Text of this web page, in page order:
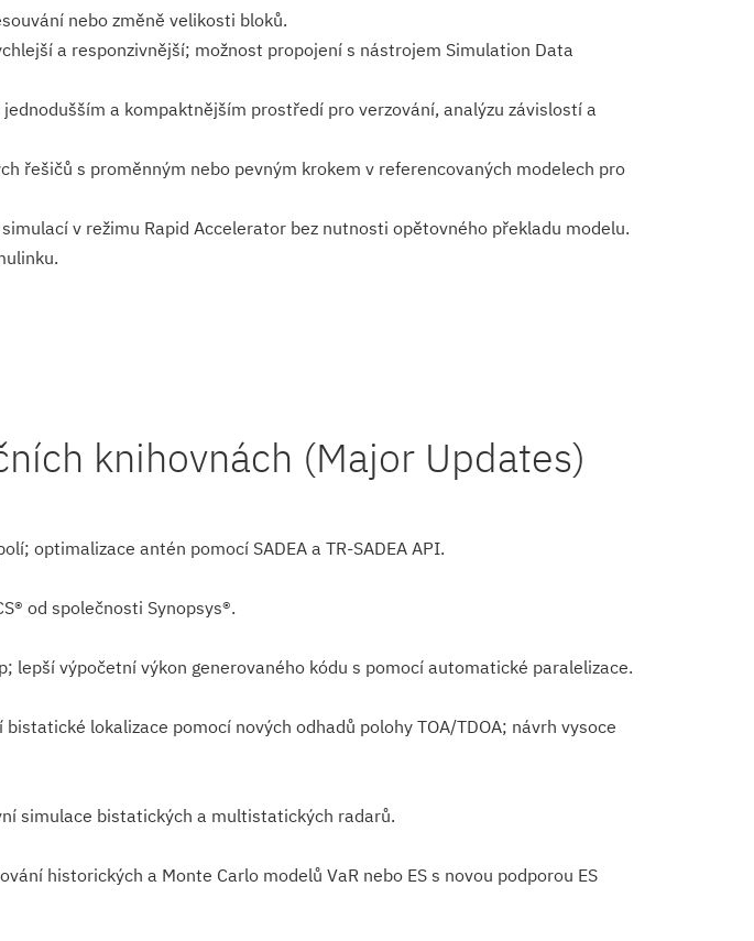
nebo změně velikosti bloků.
a responzivnější; možnost propojení s nástrojem Simulation Data
a kompaktnějším prostředí pro verzování, analýzu závislostí a
řešičů s proměnným nebo pevným krokem v referencovaných modelech pro
v režimu Rapid Accelerator bez nutnosti opětovného překladu modelu.
knihovnách (Major Updates)
optimalizace antén pomocí SADEA a TR-SADEA API.
od společnosti Synopsys®.
lepší výpočetní výkon generovaného kódu s pomocí automatické paralelizace.
lokalizace pomocí nových odhadů polohy TOA/TDOA; návrh vysoce
simulace bistatických a multistatických radarů.
historických a Monte Carlo modelů VaR nebo ES s novou podporou ES